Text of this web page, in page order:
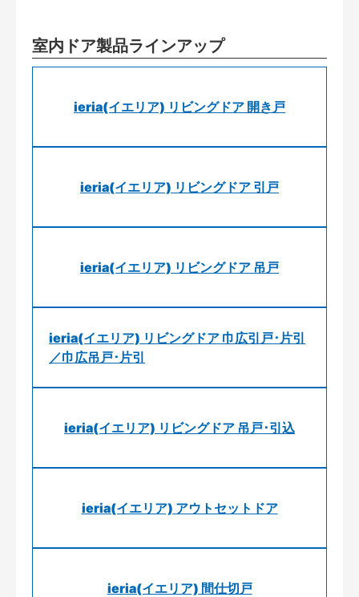
室内ドア製品ラインアップ
ieria(イエリア) リビングドア 開き戸
ieria(イエリア) リビングドア 引戸
ieria(イエリア) リビングドア 吊戸
ieria(イエリア) リビングドア 巾広引戸･片引
／巾広吊戸･片引
ieria(イエリア) リビングドア 吊戸･引込
ieria(イエリア) アウトセットドア
ieria(イエリア) 間仕切戸